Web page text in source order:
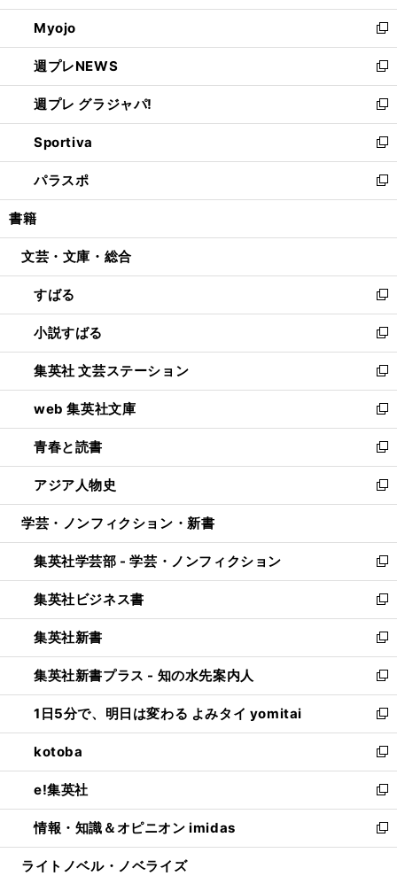
開
く
ウ
で
開
く
ン
ド
ウ
で
開
く
ウ
ィ
ン
ド
ウ
で
開
く
Myojo
新
し
い
ウ
ィ
ン
ド
ウ
で
開
週プレNEWS
新
し
い
ウ
ィ
ン
ド
ウ
開
週プレ グラジャパ!
新
し
い
ウ
ィ
ン
ウ
開
く
Sportiva
新
し
い
ウ
ン
ウ
で
開
く
パラスポ
新
し
ウ
ン
ド
ウ
で
開
く
書籍
文芸・文庫・総合
すばる
新
し
い
ウ
ィ
ン
ド
ウ
で
開
く
小説すばる
新
し
い
ウ
ィ
ン
ド
ウ
で
開
集英社 文芸ステーション
新
し
い
ウ
ィ
ン
ド
ウ
開
く
web 集英社文庫
新
し
い
ウ
ィ
ン
ウ
で
開
く
青春と読書
新
し
い
ウ
ン
ド
ウ
で
開
く
アジア人物史
新
し
ウ
ィ
ン
ド
ウ
で
開
く
学芸・ノンフィクション・新書
集英社学芸部 - 学芸・ノンフィクション
新
し
い
ウ
ィ
ン
ド
ウ
で
開
く
集英社ビジネス書
新
し
い
ウ
ィ
ン
ド
ウ
で
開
く
集英社新書
新
し
い
ウ
ィ
ン
ド
ウ
で
開
く
集英社新書プラス - 知の水先案内人
新
し
い
ウ
ィ
ン
ド
ウ
で
開
1日5分で、明日は変わる よみタイ yomitai
新
し
い
ウ
ィ
ン
ド
ウ
kotoba
新
し
い
ウ
ィ
ン
e!集英社
新
し
い
ウ
情報・知識＆オピニオン imidas
新
し
ライトノベル・ノベライズ